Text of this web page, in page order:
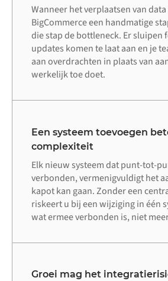
Wanneer het verplaatsen van
BigCommerce een handmatige
die stap de bottleneck. Er sluipen
updates komen te laat aan en je
aan overdrachten in plaats van
werkelijk toe doet.
Een systeem toevoegen
complexiteit
Elk nieuw systeem dat punt-tot-
verbonden, vermenigvuldigt het
kapot kan gaan. Zonder een
riskeert u bij een wijziging in één
wat ermee verbonden is, niet
Groei mag het